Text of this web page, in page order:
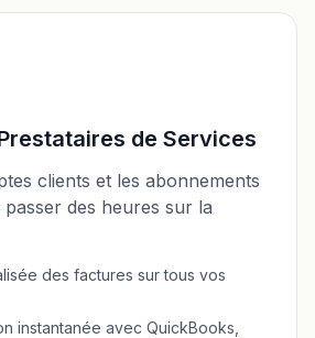
de Services
clients et les abonnements
des heures sur la
des factures sur tous vos
instantanée avec QuickBooks,